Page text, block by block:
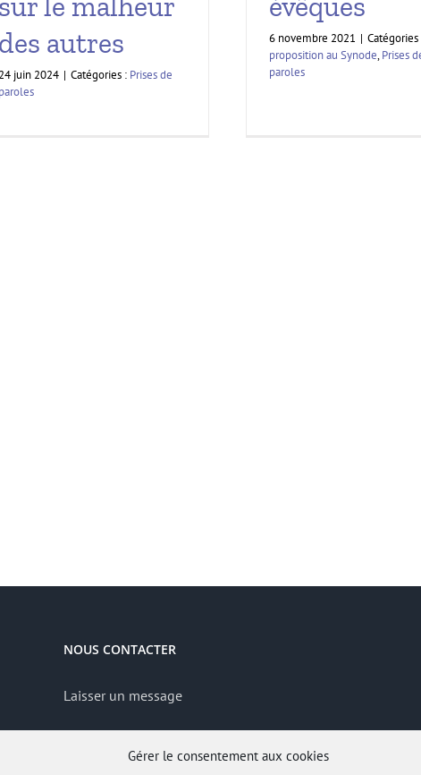
Gérer le consentement aux cookies
des autres
juin 2024 | Catégories : Prises de
paroles
6 novembre 2021 | Catégories
proposition au Synode,Prises
paroles
NOUS CONTACTER
Laisser un message